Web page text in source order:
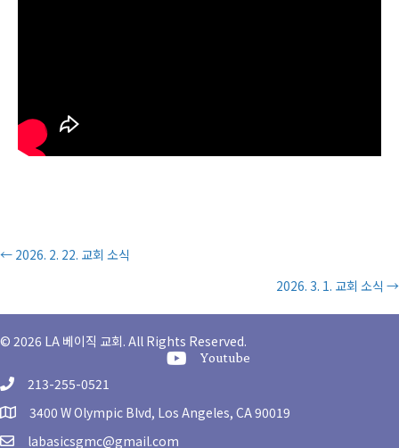
Posts
← 2026. 2. 22. 교회 소식
2026. 3. 1. 교회 소식 →
© 2026 LA 베이직 교회. All Rights Reserved.
Youtube Channel
Youtube
213-255-0521
3400 W Olympic Blvd, Los Angeles, CA 90019
labasicsgmc@gmail.com